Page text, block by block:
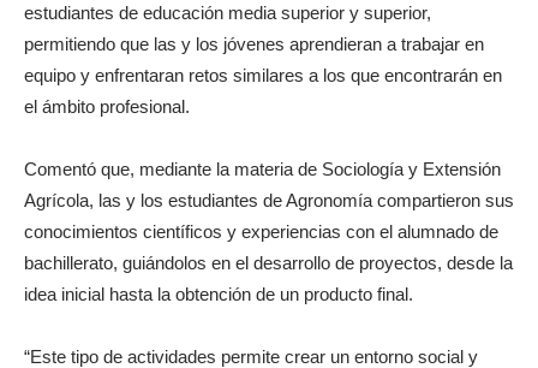
estudiantes de educación media superior y superior,
permitiendo que las y los jóvenes aprendieran a trabajar en
equipo y enfrentaran retos similares a los que encontrarán en
el ámbito profesional.
Comentó que, mediante la materia de Sociología y Extensión
Agrícola, las y los estudiantes de Agronomía compartieron sus
conocimientos científicos y experiencias con el alumnado de
bachillerato, guiándolos en el desarrollo de proyectos, desde la
idea inicial hasta la obtención de un producto final.
“Este tipo de actividades permite crear un entorno social y